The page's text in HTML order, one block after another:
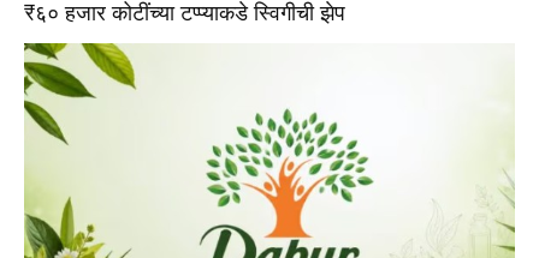
₹६० हजार कोटींच्या टप्प्याकडे स्विगीची झेप